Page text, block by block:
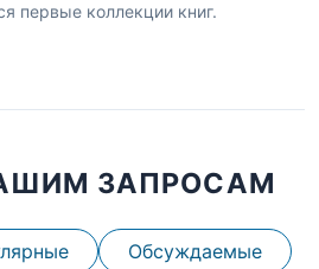
первые коллекции книг.
ЗАПРОСАМ
Обсуждаемые